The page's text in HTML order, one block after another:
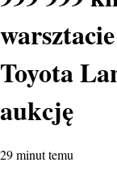
Toyota
aukcję
29 minut temu